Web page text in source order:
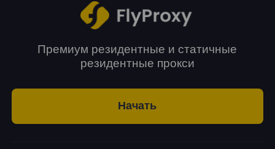
Премиум резидентные и статичные
резидентные прокси
Начать